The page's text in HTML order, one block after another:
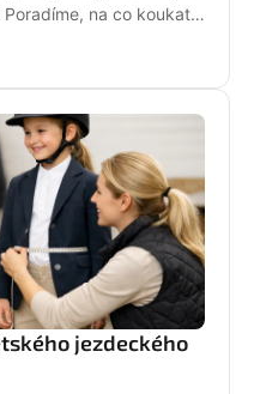
na co koukat
jezdeckého